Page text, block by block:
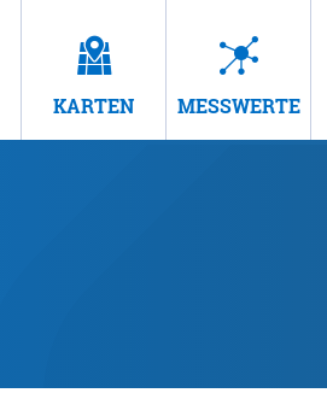
KARTEN MESSWERTE